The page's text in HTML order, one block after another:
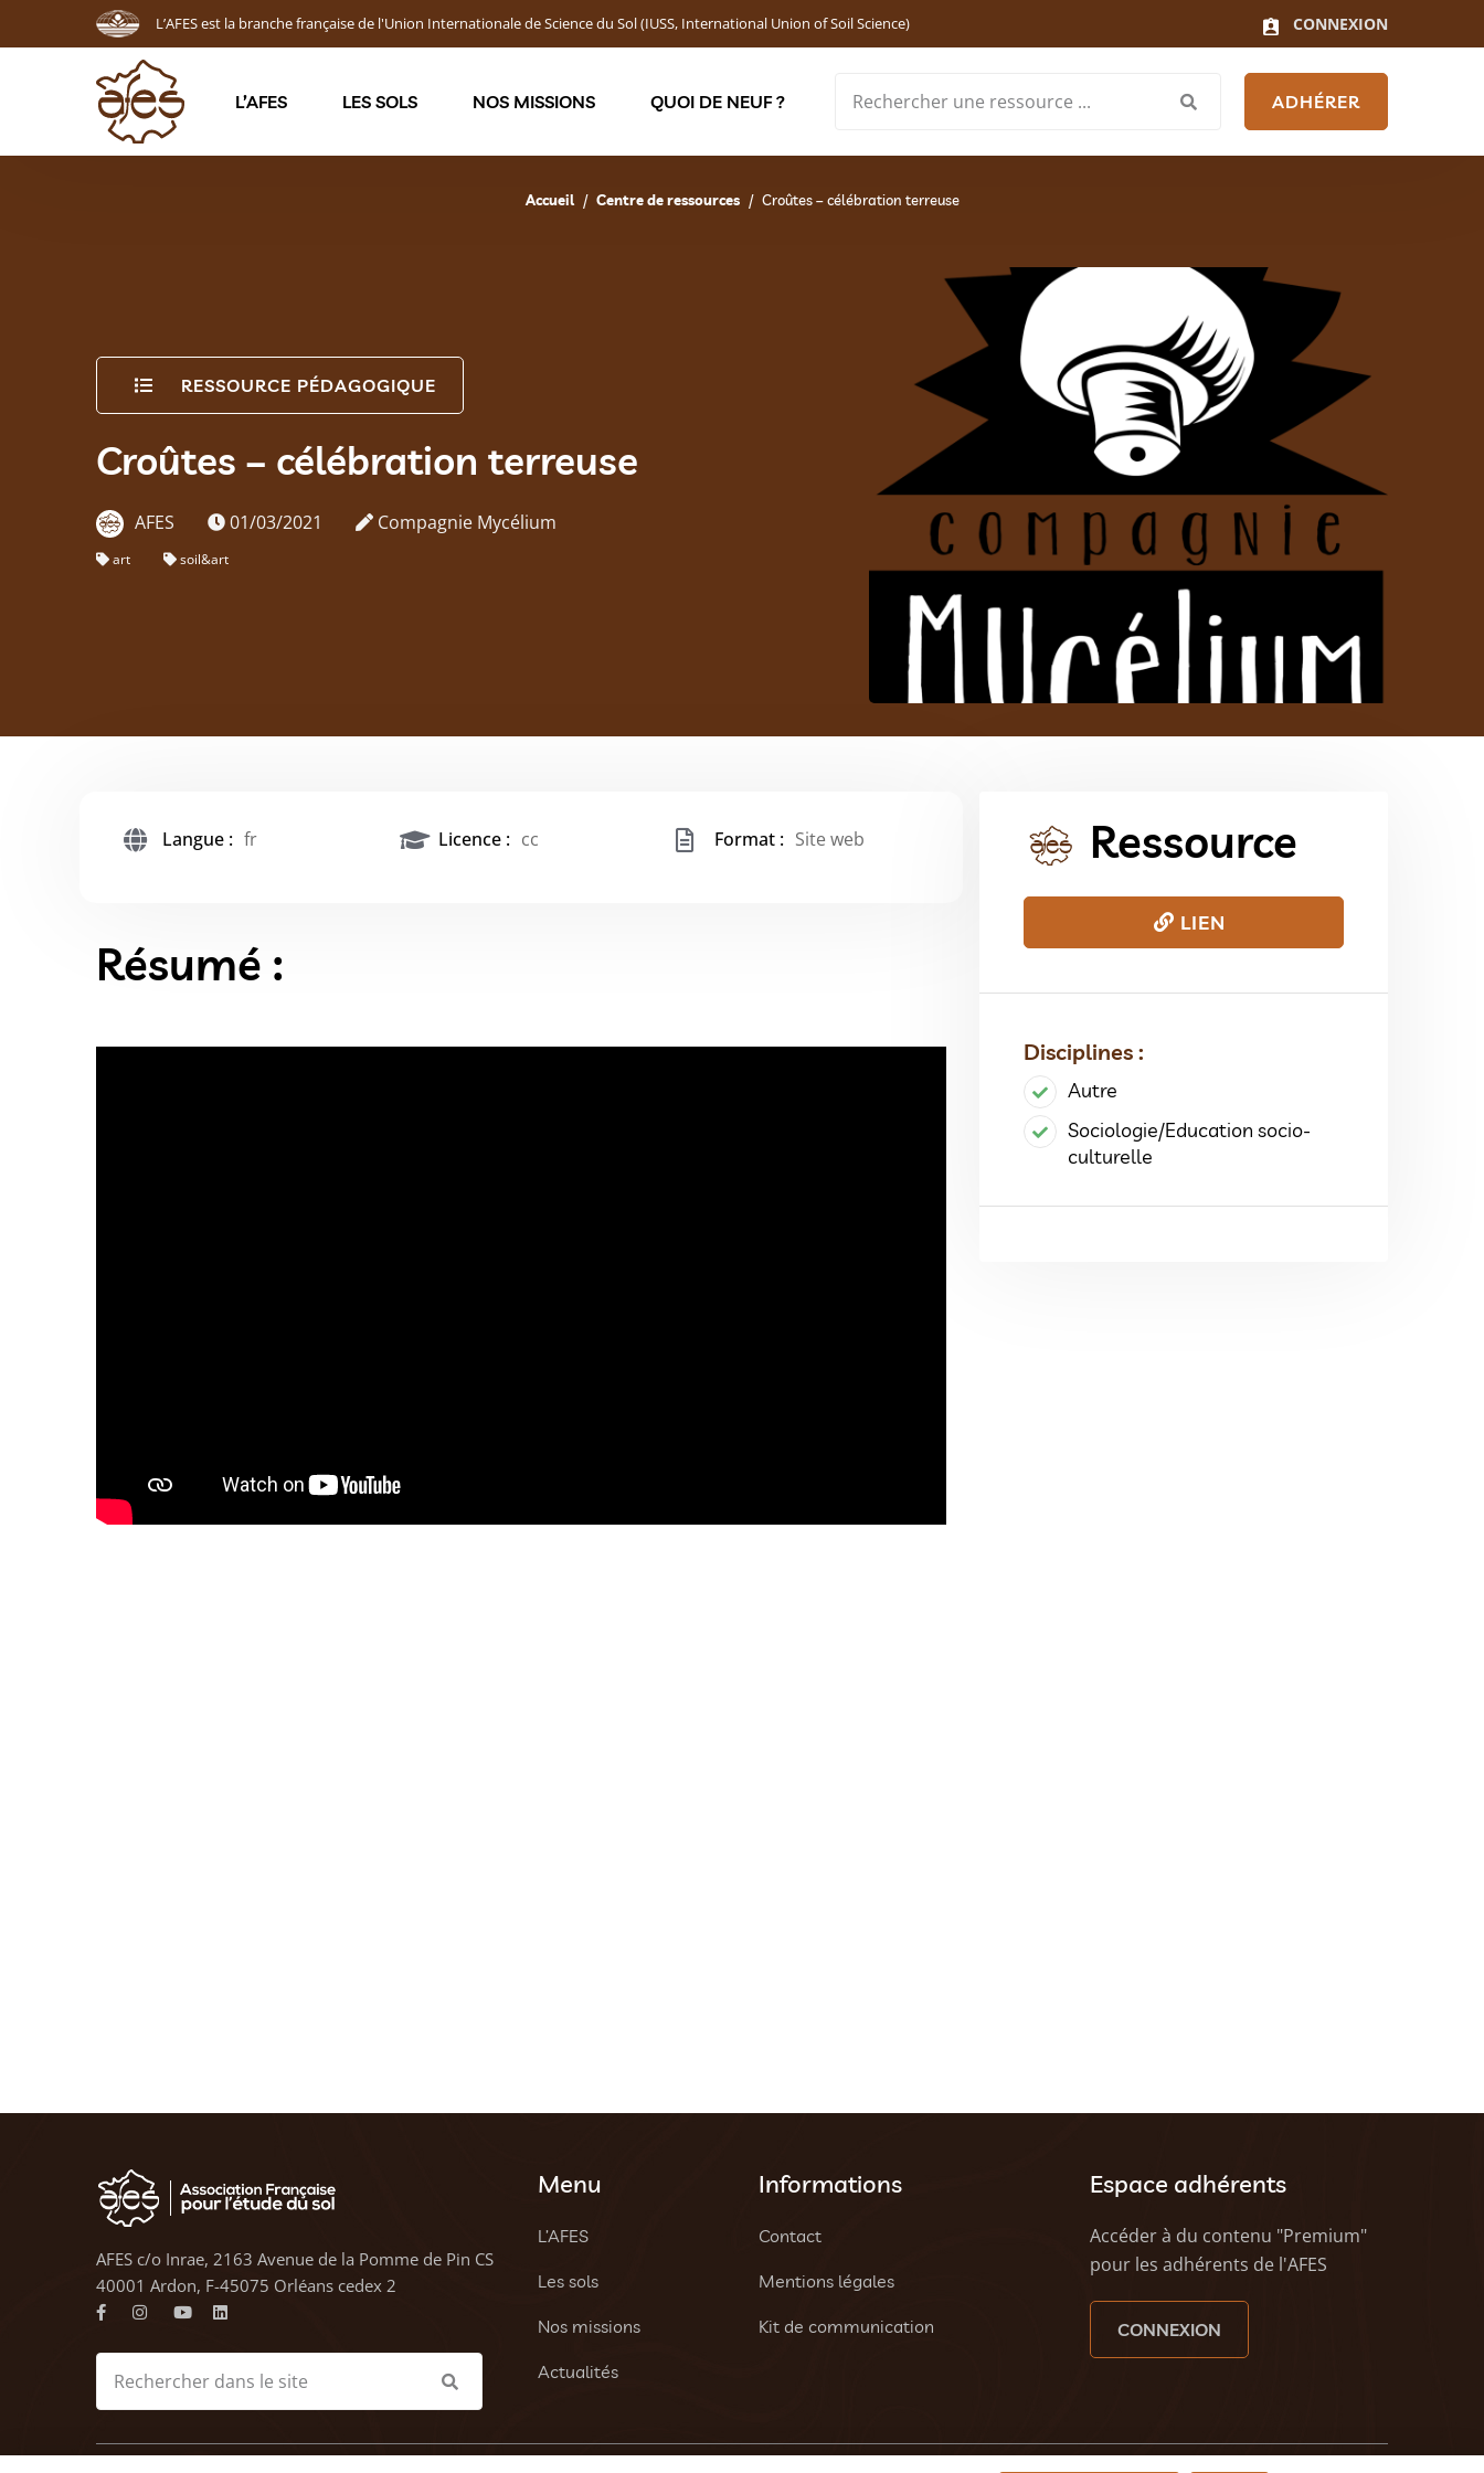
L’AFES est la branche française de l'Union Internationale de Science du Sol (IUSS, International Union of Soil Science) CONNEXION
L’AFES LES SOLS NOS MISSIONS QUOI DE NEUF ? ADHÉRER
Accueil Centre de ressources Croûtes – célébration terreuse
RESSOURCE PÉDAGOGIQUE
Croûtes – célébration terreuse
AFES 01/03/2021 Compagnie Mycélium
art soil&art
Langue : fr Licence : cc Format : Site web
Résumé :
Ressource
LIEN
Disciplines :
Autre
Sociologie/Education socio-
culturelle
AFES c/o Inrae, 2163 Avenue de la Pomme de Pin CS
40001 Ardon, F-45075 Orléans cedex 2
Menu
L’AFES
Les sols
Nos missions
Actualités
Informations
Contact
Mentions légales
Kit de communication
Espace adhérents
Accéder à du contenu "Premium"
pour les adhérents de l'AFES
CONNEXION